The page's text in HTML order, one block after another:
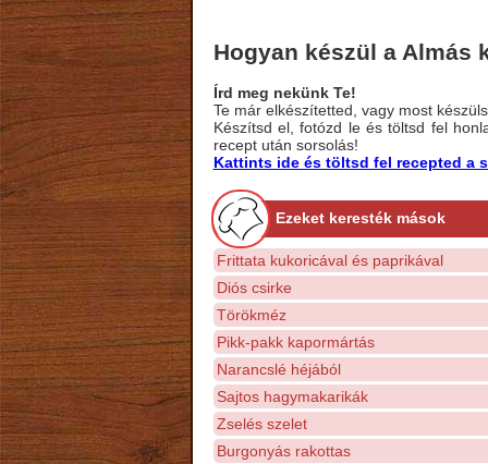
Hogyan készül a Almás
Írd meg nekünk Te!
Te már elkészítetted, vagy most
Készítsd el, fotózd le és töltsd fel
recept után sorsolás!
Kattints ide és töltsd fel recepted a
Ezeket keresték mások
Frittata kukoricával és paprikával
Diós csirke
Törökméz
Pikk-pakk kapormártás
Narancslé héjából
Sajtos hagymakarikák
Zselés szelet
Burgonyás rakottas